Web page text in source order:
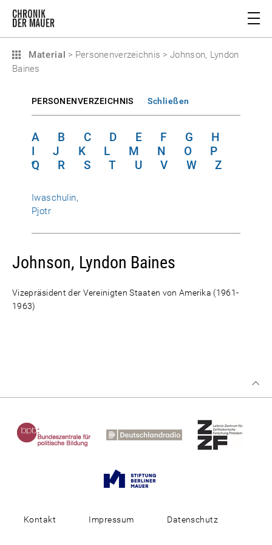
Material > Personenverzeichnis > Johnson, Lyndon
Baines
PERSONENVERZEICHNIS Schließen
A B C D E F G
H
I
J K L M N O
P
Q
R S T U V W Z
Iwaschulin,
Pjotr
Johnson, Lyndon Baines
Vizepräsident der Vereinigten Staaten von Amerika (1961-
1963)
Kontakt Impressum Datenschutz